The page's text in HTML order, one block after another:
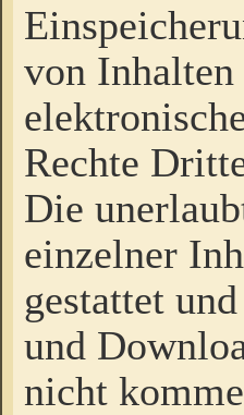
von Inhalten
Rechte
Die
einzelner
gestattet
und
nicht